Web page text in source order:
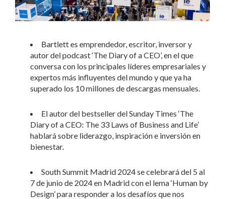
Bartlett es emprendedor, escritor, inversor y
autor del podcast ‘The Diary of a CEO’, en el que
conversa con los principales líderes empresariales y
expertos más influyentes del mundo y que ya ha
superado los 10 millones de descargas mensuales.
El autor del bestseller del Sunday Times ‘The
Diary of a CEO: The 33 Laws of Business and Life’
hablará sobre liderazgo, inspiración e inversión en
bienestar.
South Summit Madrid 2024 se celebrará del 5 al
7 de junio de 2024 en Madrid con el lema ‘Human by
Design’ para responder a los desafíos que nos